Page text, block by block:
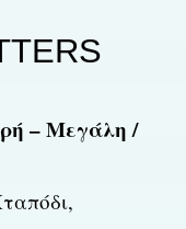
– Μεγάλη /